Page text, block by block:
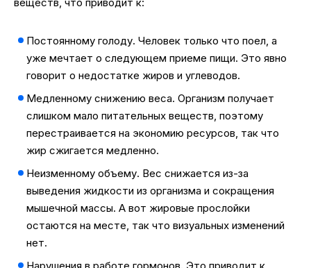
Постоянному голоду. Человек только что поел, а
уже мечтает о следующем приеме пищи. Это явно
говорит о недостатке жиров и углеводов.
Медленному снижению веса. Организм получает
слишком мало питательных веществ, поэтому
перестраивается на экономию ресурсов, так что
жир сжигается медленно.
Неизменному объему. Вес снижается из-за
выведения жидкости из организма и сокращения
мышечной массы. А вот жировые прослойки
остаются на месте, так что визуальных изменений
нет.